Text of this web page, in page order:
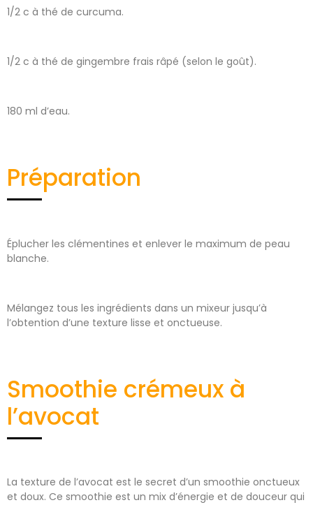
1/2 c à thé de curcuma.
1/2 c à thé de gingembre frais râpé (selon le goût).
180 ml d’eau.
Préparation
Éplucher les clémentines et enlever le maximum de peau
blanche.
Mélangez tous les ingrédients dans un mixeur jusqu’à
l’obtention d’une texture lisse et onctueuse.
Smoothie crémeux à
l’avocat
La texture de l’avocat est le secret d’un smoothie onctueux
et doux. Ce smoothie est un mix d’énergie et de douceur qui